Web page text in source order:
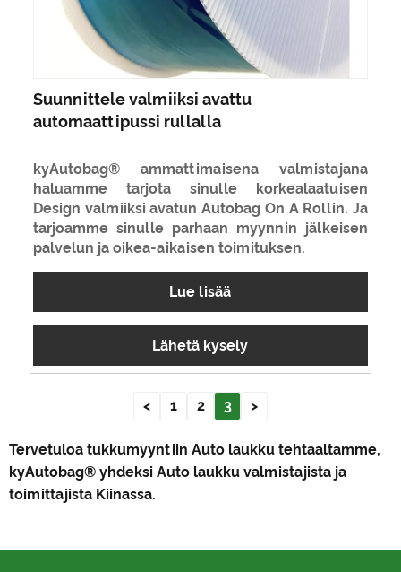
Suunnittele valmiiksi avattu
automaattipussi rullalla
kyAutobag® ammattimaisena valmistajana
haluamme tarjota sinulle korkealaatuisen
Design valmiiksi avatun Autobag On A Rollin. Ja
tarjoamme sinulle parhaan myynnin jälkeisen
palvelun ja oikea-aikaisen toimituksen.
Lue lisää
Lähetä kysely
< 1 2 3 >
Tervetuloa tukkumyyntiin Auto laukku tehtaaltamme,
kyAutobag® yhdeksi Auto laukku valmistajista ja
toimittajista Kiinassa.